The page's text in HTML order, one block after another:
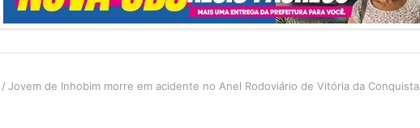
/ Jovem de Inhobim morre em acidente no Anel Rodoviário de Vitória da Conquista